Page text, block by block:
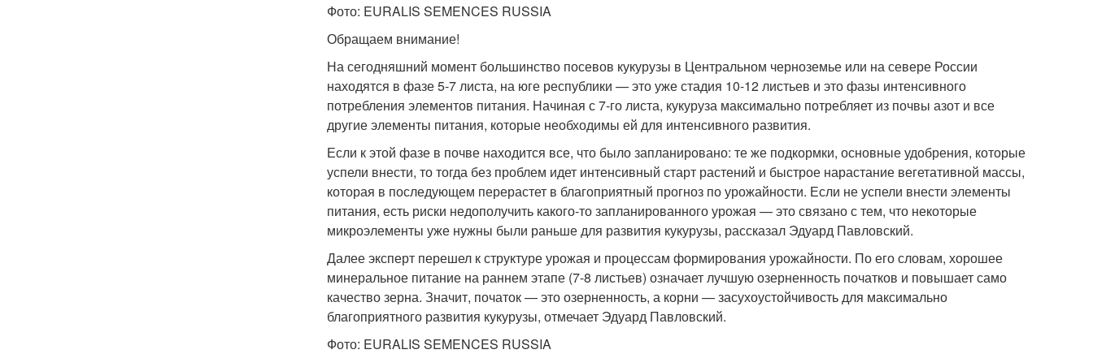
Фото: EURALIS SEMENCES RUSSIA
Обращаем внимание!
На сегодняшний момент большинство посевов кукурузы в Центральном черноземье или на севере России
находятся в фазе 5-7 листа, на юге республики — это уже стадия 10-12 листьев и это фазы интенсивного
потребления элементов питания. Начиная с 7-го листа, кукуруза максимально потребляет из почвы азот и все
другие элементы питания, которые необходимы ей для интенсивного развития.
Если к этой фазе в почве находится все, что было запланировано: те же подкормки, основные удобрения, которые
успели внести, то тогда без проблем идет интенсивный старт растений и быстрое нарастание вегетативной массы,
которая в последующем перерастет в благоприятный прогноз по урожайности. Если не успели внести элементы
питания, есть риски недополучить какого-то запланированного урожая — это связано с тем, что некоторые
микроэлементы уже нужны были раньше для развития кукурузы, рассказал Эдуард Павловский.
Далее эксперт перешел к структуре урожая и процессам формирования урожайности. По его словам, хорошее
минеральное питание на раннем этапе (7-8 листьев) означает лучшую озерненность початков и повышает само
качество зерна. Значит, початок — это озерненность, а корни — засухоустойчивость для максимально
благоприятного развития кукурузы, отмечает Эдуард Павловский.
Фото: EURALIS SEMENCES RUSSIA